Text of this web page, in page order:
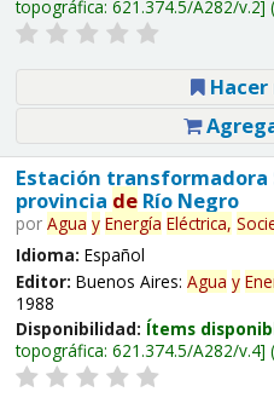
topográfica: 621.374.5/A282/v.2
Hacer
Estación transformadora
provincia deRío Negro
por Agua y Energía Eléctrica,
Idioma: Español
Editor: Buenos Aires: Agua y
1988
Disponibilidad: Ítems
topográfica: 621.374.5/A282/v.4